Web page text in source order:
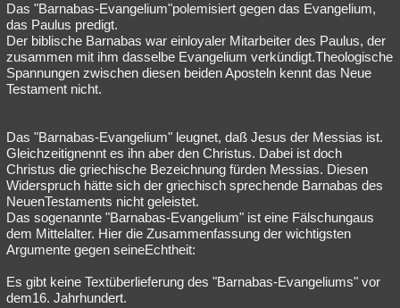
Das "Barnabas-Evangelium"polemisiert gegen das Evangelium,
das Paulus predigt.
Der biblische Barnabas war einloyaler Mitarbeiter des Paulus, der
zusammen mit ihm dasselbe Evangelium verkündigt.Theologische
Spannungen zwischen diesen beiden Aposteln kennt das Neue
Testament nicht.
Das "Barnabas-Evangelium" leugnet, daß Jesus der Messias ist.
Gleichzeitignennt es ihn aber den Christus. Dabei ist doch
Christus die griechische Bezeichnung fürden Messias. Diesen
Widerspruch hätte sich der griechisch sprechende Barnabas des
NeuenTestaments nicht geleistet.
Das sogenannte "Barnabas-Evangelium" ist eine Fälschungaus
dem Mittelalter. Hier die Zusammenfassung der wichtigsten
Argumente gegen seineEchtheit:
Es gibt keine Textüberlieferung des "Barnabas-Evangeliums" vor
dem16. Jahrhundert.